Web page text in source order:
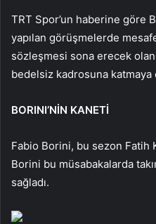
TRT Spor’un haberine göre
yapılan görüşmelerde
sözleşmesi sona erecek
bedelsiz kadrosuna katmaya
BORINI’NİN KANETİ
Fabio Borini, bu sezon Fatih
Borini bu müsabakalarda
sağladı.